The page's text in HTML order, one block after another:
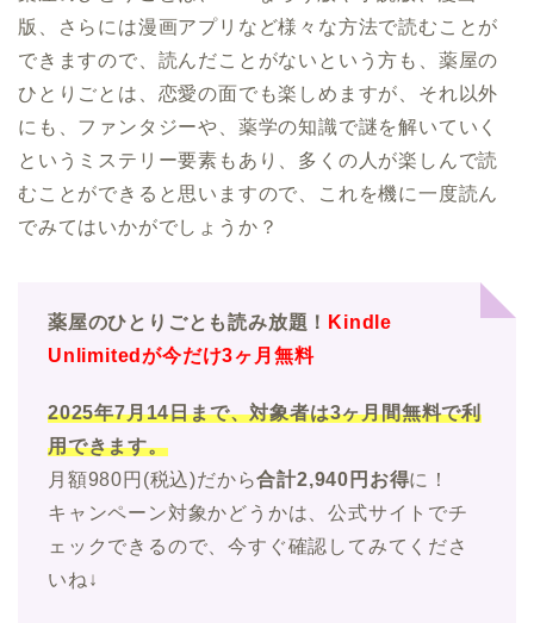
版、さらには漫画アプリなど様々な方法で読むことが
できますので、読んだことがないという方も、薬屋の
ひとりごとは、恋愛の面でも楽しめますが、それ以外
にも、ファンタジーや、薬学の知識で謎を解いていく
というミステリー要素もあり、多くの人が楽しんで読
むことができると思いますので、これを機に一度読ん
でみてはいかがでしょうか？
薬屋のひとりごとも読み放題！ Kindle
Unlimitedが今だけ3ヶ月無料
2025年7月14日まで、対象者は3ヶ月間無料で利
用できます。
月額980円(税込)だから合計2,940円お得に！
キャンペーン対象かどうかは、公式サイトでチ
ェックできるので、今すぐ確認してみてくださ
いね↓